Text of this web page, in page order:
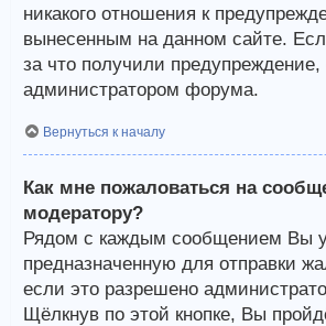
никакого отношения к
вынесенным на данном сайте.
за что получили предупреждение,
администратором форума.
Вернуться к началу
Как мне пожаловаться на
модератору?
Рядом с каждым сообщением Вы
предназначенную для отправки
если это разрешено
Щёлкнув по этой кнопке, Вы